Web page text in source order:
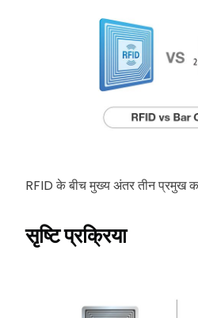
RFID के बीच मुख्य अंतर तीन प्रमुख
सृष्टि प्रक्रिया